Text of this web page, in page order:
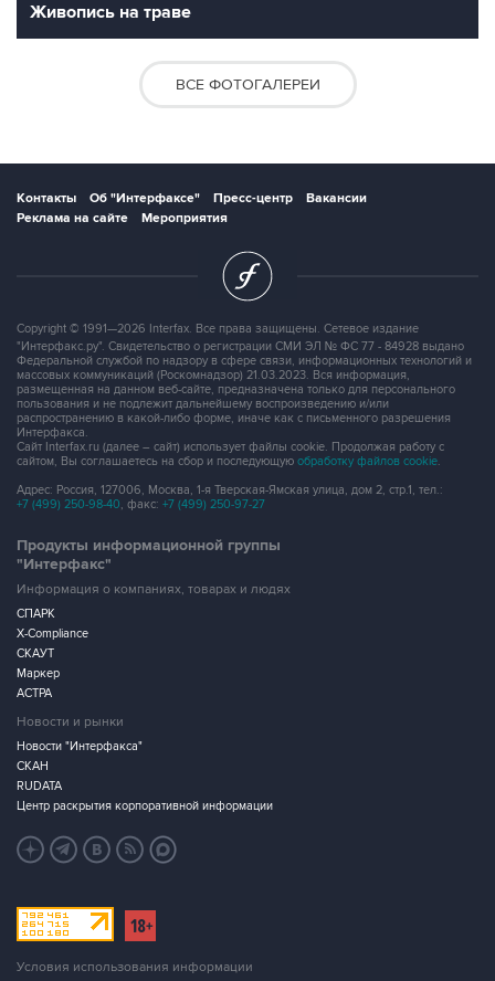
Живопись на траве
ВСЕ ФОТОГАЛЕРЕИ
Контакты Об "Интерфаксе" Пресс-центр
Вакансии
Реклама на сайте
Мероприятия
Copyright © 1991—2026 Interfax. Все права защищены. Сетевое издание
"Интерфакс.ру". Свидетельство о регистрации СМИ ЭЛ № ФС 77 - 84928 выдано
Федеральной службой по надзору в сфере связи, информационных технологий и
массовых коммуникаций (Роскомнадзор) 21.03.2023. Вся информация,
размещенная на данном веб-сайте, предназначена только для персонального
пользования и не подлежит дальнейшему воспроизведению и/или
распространению в какой-либо форме, иначе как с письменного разрешения
Интерфакса.
Сайт Interfax.ru (далее – сайт) использует файлы cookie. Продолжая работу с
сайтом, Вы соглашаетесь на сбор и последующую обработку файлов cookie.
Адрес: Россия, 127006, Москва, 1-я Тверская-Ямская улица, дом 2, стр.1, тел.:
+7 (499) 250-98-40, факс: +7 (499) 250-97-27
Продукты информационной группы
"Интерфакс"
Информация о компаниях, товарах и людях
СПАРК
X-Compliance
СКАУТ
Маркер
АСТРА
Новости и рынки
Новости "Интерфакса"
СКАН
RUDATA
Центр раскрытия корпоративной информации
Условия использования информации